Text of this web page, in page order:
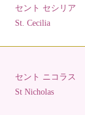
セント セシリア
St. Cecilia
セント ニコラス
St Nicholas